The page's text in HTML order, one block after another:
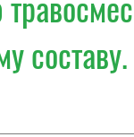
составу.